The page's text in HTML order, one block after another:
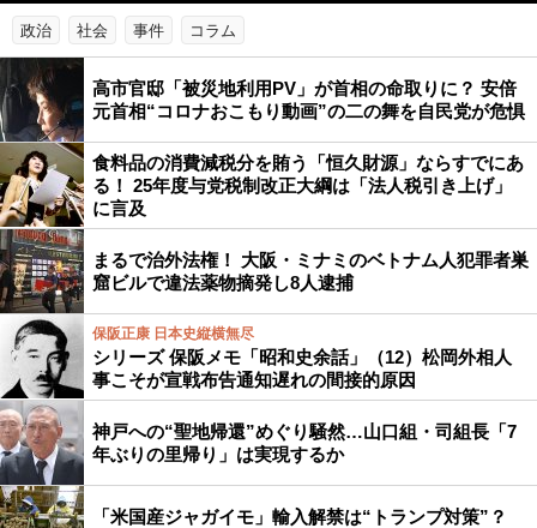
政治 社会 事件 コラム
高市官邸「被災地利用PV」が首相の命取りに？ 安倍
元首相“コロナおこもり動画”の二の舞を自民党が危惧
食料品の消費減税分を賄う「恒久財源」ならすでにあ
る！ 25年度与党税制改正大綱は「法人税引き上げ」
に言及
まるで治外法権！ 大阪・ミナミのベトナム人犯罪者巣
窟ビルで違法薬物摘発し8人逮捕
保阪正康 日本史縦横無尽
シリーズ 保阪メモ「昭和史余話」（12）松岡外相人
事こそが宣戦布告通知遅れの間接的原因
神戸への“聖地帰還”めぐり騒然…山口組・司組長「7
年ぶりの里帰り」は実現するか
「米国産ジャガイモ」輸入解禁は“トランプ対策”？